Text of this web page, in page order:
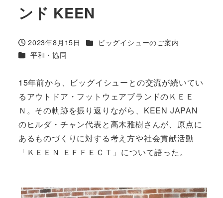
ンド KEEN
投稿日
2023年8月15日 カテゴリー
ビッグイシューのご案内
カテゴリー
平和・協同
15年前から、ビッグイシューとの交流が続いてい
るアウトドア・フットウェアブランドのＫＥＥ
Ｎ。その軌跡を振り返りながら、KEEN JAPAN
のヒルダ・チャン代表と高木雅樹さんが、原点に
あるものづくりに対する考え方や社会貢献活動
「ＫＥＥＮ ＥＦＦＥＣＴ」について語った。